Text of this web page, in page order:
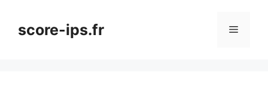
contenuscore-ips.fr Menu